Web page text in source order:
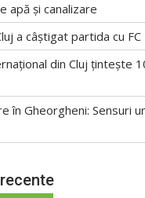
apă și canalizare
a câștigat partida cu FC
din Cluj țintește
în Gheorgheni: Sensuri